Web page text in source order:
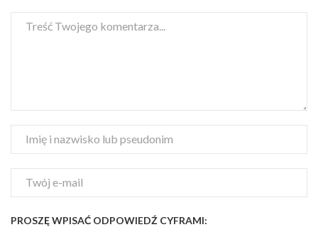
PROSZĘ WPISAĆ ODPOWIEDŹ CYFRAMI: